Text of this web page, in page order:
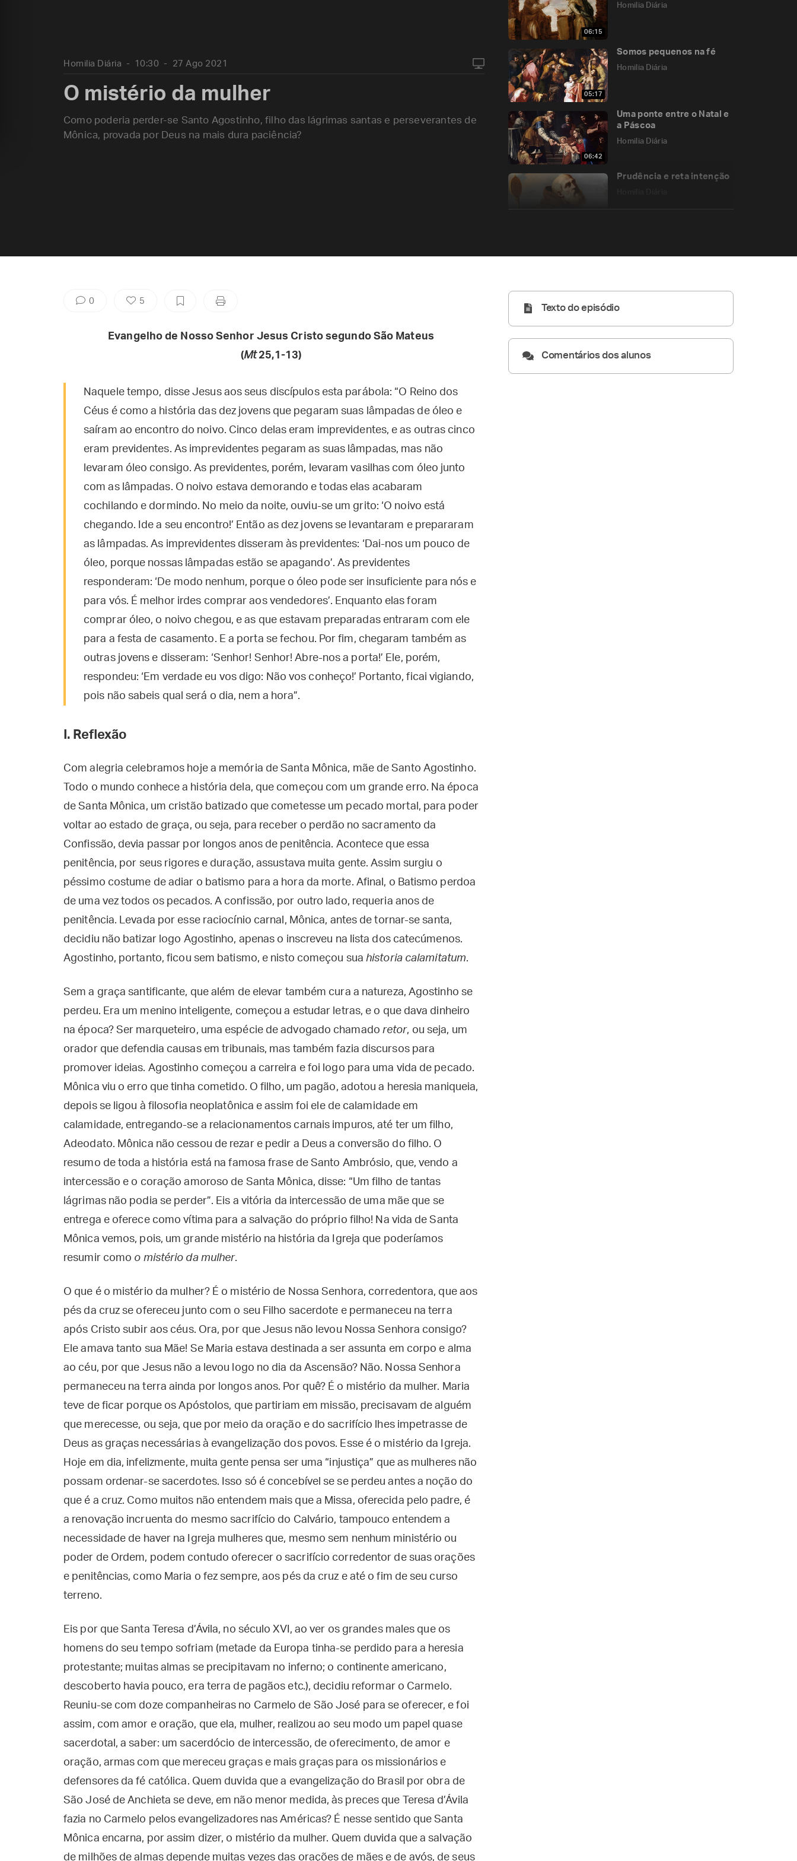
06:15
Homilia Diária
05:17
Somos pequenos na fé
Homilia Diária
06:42
Uma ponte entre o Natal e
a Páscoa
Homilia Diária
Prudência e reta intenção
Homilia Diária 10:30 27 Ago 2021
O mistério da mulher
Como poderia perder-se Santo Agostinho, filho das lágrimas santas e perseverantes de
Mônica, provada por Deus na mais dura paciência?
0 5
Evangelho de Nosso Senhor Jesus Cristo segundo São Mateus
(Mt25,1-13)
Naquele tempo, disse Jesus aos seus discípulos esta parábola: “O Reino dos
Céus é como a história das dez jovens que pegaram suas lâmpadas de óleo e
saíram ao encontro do noivo. Cinco delas eram imprevidentes, e as outras cinco
eram previdentes. As imprevidentes pegaram as suas lâmpadas, mas não
levaram óleo consigo. As previdentes, porém, levaram vasilhas com óleo junto
com as lâmpadas. O noivo estava demorando e todas elas acabaram
cochilando e dormindo. No meio da noite, ouviu-se um grito: ‘O noivo está
chegando. Ide a seu encontro!’ Então as dez jovens se levantaram e prepararam
as lâmpadas. As imprevidentes disseram às previdentes: ‘Dai-nos um pouco de
óleo, porque nossas lâmpadas estão se apagando’. As previdentes
responderam: ‘De modo nenhum, porque o óleo pode ser insuficiente para nós e
para vós. É melhor irdes comprar aos vendedores’. Enquanto elas foram
comprar óleo, o noivo chegou, e as que estavam preparadas entraram com ele
para a festa de casamento. E a porta se fechou. Por fim, chegaram também as
outras jovens e disseram: ‘Senhor! Senhor! Abre-nos a porta!’ Ele, porém,
respondeu: ‘Em verdade eu vos digo: Não vos conheço!’ Portanto, ficai vigiando,
pois não sabeis qual será o dia, nem a hora”.
I. Reflexão
Com alegria celebramos hoje a memória de Santa Mônica, mãe de Santo Agostinho.
Todo o mundo conhece a história dela, que começou com um grande erro. Na época
de Santa Mônica, um cristão batizado que cometesse um pecado mortal, para poder
voltar ao estado de graça, ou seja, para receber o perdão no sacramento da
Confissão, devia passar por longos anos de penitência. Acontece que essa
penitência, por seus rigores e duração, assustava muita gente. Assim surgiu o
péssimo costume de adiar o batismo para a hora da morte. Afinal, o Batismo perdoa
de uma vez todos os pecados. A confissão, por outro lado, requeria anos de
penitência. Levada por esse raciocínio carnal, Mônica, antes de tornar-se santa,
decidiu não batizar logo Agostinho, apenas o inscreveu na lista dos catecúmenos.
Agostinho, portanto, ficou sem batismo, e nisto começou suahistoria calamitatum.
Sem a graça santificante, que além de elevar também cura a natureza, Agostinho se
perdeu. Era um menino inteligente, começou a estudar letras, e o que dava dinheiro
na época? Ser marqueteiro, uma espécie de advogado chamado retor, ou seja, um
orador que defendia causas em tribunais, mas também fazia discursos para
promover ideias. Agostinho começou a carreira e foi logo para uma vida de pecado.
Mônica viu o erro que tinha cometido. O filho, um pagão, adotou a heresia maniqueia,
depois se ligou à filosofia neoplatônica e assim foi ele de calamidade em
calamidade, entregando-se a relacionamentos carnais impuros, até ter um filho,
Adeodato. Mônica não cessou de rezar e pedir a Deus a conversão do filho. O
resumo de toda a história está na famosa frase de Santo Ambrósio, que, vendo a
intercessão e o coração amoroso de Santa Mônica, disse: “Um filho de tantas
lágrimas não podia se perder”. Eis a vitória da intercessão de uma mãe que se
entrega e oferece como vítima para a salvação do próprio filho! Na vida de Santa
Mônica vemos, pois, um grande mistério na história da Igreja que poderíamos
resumir como o mistério da mulher.
O que é o mistério da mulher? É o mistério de Nossa Senhora, corredentora, que aos
pés da cruz se ofereceu junto com o seu Filho sacerdote e permaneceu na terra
após Cristo subir aos céus. Ora, por que Jesus não levou Nossa Senhora consigo?
Ele amava tanto sua Mãe! Se Maria estava destinada a ser assunta em corpo e alma
ao céu, por que Jesus não a levou logo no dia da Ascensão? Não. Nossa Senhora
permaneceu na terra ainda por longos anos. Por quê? É o mistério da mulher. Maria
teve de ficar porque os Apóstolos, que partiriam em missão, precisavam de alguém
que merecesse, ou seja, que por meio da oração e do sacrifício lhes impetrasse de
Deus as graças necessárias à evangelização dos povos. Esse é o mistério da Igreja.
Hoje em dia, infelizmente, muita gente pensa ser uma “injustiça” que as mulheres não
possam ordenar-se sacerdotes. Isso só é concebível se se perdeu antes a noção do
que é a cruz. Como muitos não entendem mais que a Missa, oferecida pelo padre, é
a renovação incruenta do mesmo sacrifício do Calvário, tampouco entendem a
necessidade de haver na Igreja mulheres que, mesmo sem nenhum ministério ou
poder de Ordem, podem contudo oferecer o sacrifício corredentor de suas orações
e penitências, como Maria o fez sempre, aos pés da cruz e até o fim de seu curso
terreno.
Eis por que Santa Teresa d’Ávila, no século XVI, ao ver os grandes males que os
homens do seu tempo sofriam (metade da Europa tinha-se perdido para a heresia
protestante; muitas almas se precipitavam no inferno; o continente americano,
descoberto havia pouco, era terra de pagãos etc.), decidiu reformar o Carmelo.
Reuniu-se com doze companheiras no Carmelo de São José para se oferecer, e foi
assim, com amor e oração, que ela, mulher, realizou ao seu modo um papel quase
sacerdotal, a saber: um sacerdócio de intercessão, de oferecimento, de amor e
oração, armas com que mereceu graças e mais graças para os missionários e
defensores da fé católica. Quem duvida que a evangelização do Brasil por obra de
São José de Anchieta se deve, em não menor medida, às preces que Teresa d’Ávila
fazia no Carmelo pelos evangelizadores nas Américas? É nesse sentido que Santa
Mônica encarna, por assim dizer, o mistério da mulher. Quem duvida que a salvação
de milhões de almas depende muitas vezes das orações de mães e de avós, de seus
Texto do episódio
Comentários dos alunos